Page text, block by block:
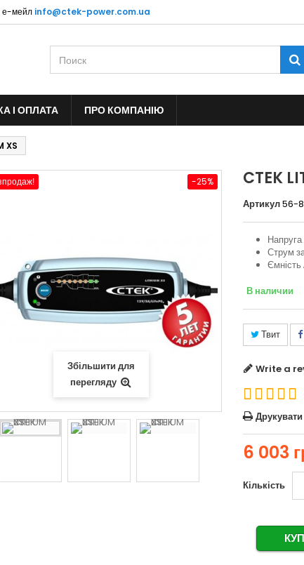
е-мейл info@ctek-power.com.ua
І ОПЛАТА ПРО КОМПАНІЮ
XS
-25%
Збільшити для
перегляду
CTEK
Артикул56-
Струм
В наличии
Твит
Write a
Друкувати
6 003
Кількість